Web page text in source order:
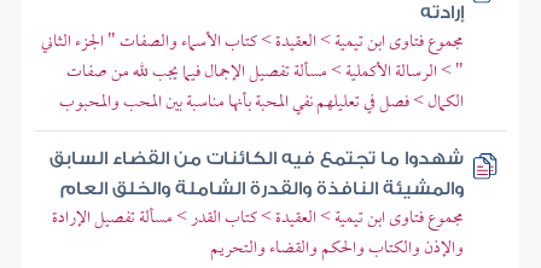
إرادته
مجموع فتاوى ابن تيمية > العقيدة > كتاب الأسماء والصفات " الجزء الثاني
" > الرسالة الأكملية > مسألة تفصيل الإجمال فيما يجب لله من صفات
الكمال > فصل في تعليلهم نفي المحبة بأنها مناسبة بين المحب والمحبوب
شهدوا ما تجتمع فيه الكائنات من القضاء السابق
والمشيئة النافذة والقدرة الشاملة والخلق العام
مجموع فتاوى ابن تيمية > العقيدة > كتاب القدر > مسألة تفصيل الإرادة
والإذن والكتاب والحكم والقضاء والتحريم